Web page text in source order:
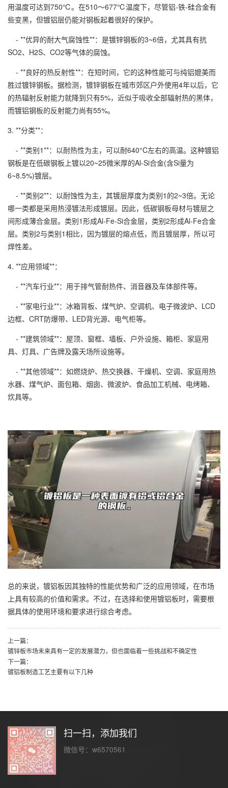
用温度可达到750℃。在510～677℃温度下，尽管铝-铁-硅合金有
些变黑，但镀铝层仍能对钢板起着很好的保护。
- **优异的耐大气腐蚀性**：是镀锌钢板的3~6倍，尤其具有抗
SO2、H2S、CO2等气体的腐蚀。
- **良好的热反射性**：在短时间，它的这种性能可与纯铝媲美而
胜过镀锌钢板。据检测，镀锌钢板在城市郊区户外使用4年以后，它
的热辐射反射能力就降到只有5%，近似于吸收全部辐射热的黑体，
而镀铝钢板的反射能力尚有55%。
3. **分类**：
- **类别1**：以耐热性为主，可以耐640°C左右的高温。这种镀铝
钢板是在低碳钢板上镀以20~25微米厚的Al-Si合金(含Si量为
6~8.5%)镀层。
- **类别2**：以耐蚀性为主，其镀层厚度为类别1的2~3倍。无论
哪一类都是采用热浸镀法形成镀层。因此，低碳钢板母材与镀层之
间形成薄合金层。类别1形成Al-Fe-Si合金层，类别2形成Al-Fe合金
层。类别2与类别1相比，因为镀层的熔点低，而且镀层厚，所以可
焊性差。
4. **应用领域**：
- **汽车行业**：用于排气管耐热件、消音器及车体部件等。
- **家电行业**：冰箱背板、煤气炉、空调机、电子微波炉、LCD
边框、CRT防爆带、LED背光源、电气柜等。
- **建筑领域**：屋顶、窗框、墙板、户外设施、箱柜、家庭用
具、灯具、广告牌及露天场所设施等。
- **其他领域**：如燃烧炉、热交换器、干燥机、空调、家庭用热
水器、煤气炉、面包箱、烟囱、微波炉、食品加工机械、电烤箱、
炊具等。
总的来说，镀铝板因其独特的性能优势和广泛的应用领域，在市场
上具有较高的价值和需求。不过，在选择和使用镀铝板时，需要根
据具体的使用环境和要求进行综合考虑。
上一篇：
镀锌板市场未来具有一定的发展潜力，但也面临着一些挑战和不确定性
下一篇：
镀铝板制造工艺主要有以下几种
扫一扫，添加我们
微信号：w6570561